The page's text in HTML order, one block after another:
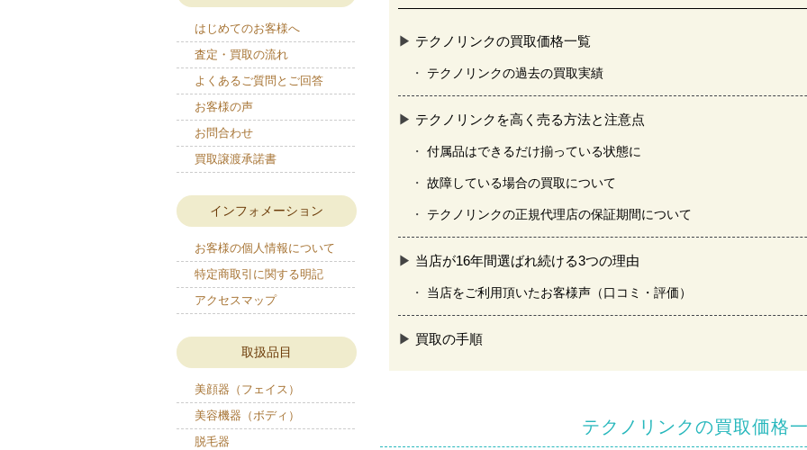
テクノリンクの買取価格一覧
テクノリンクの過去の買取実績
テクノリンクを高く売る方法と注意点
付属品はできるだけ揃っている状態に
故障している場合の買取について
テクノリンクの正規代理店の保証期間について
当店が16年間選ばれ続ける3つの理由
当店をご利用頂いたお客様声（口コミ・評価）
買取の手順
テクノリンクの買取価格
はじめてのお客様へ
査定・買取の流れ
よくあるご質問とご回答
お客様の声
お問合わせ
買取譲渡承諾書
インフォメーション
お客様の個人情報について
特定商取引に関する明記
アクセスマップ
取扱品目
美顔器（フェイス）
美容機器（ボディ）
脱毛器